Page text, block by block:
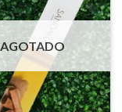
AGOTADO